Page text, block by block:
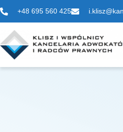
+48 695 560 425